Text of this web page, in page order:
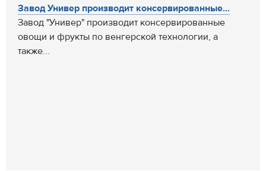
Завод Универ производит консервированные...
Завод "Универ" производит консервированные
овощи и фрукты по венгерской технологии, а
также...